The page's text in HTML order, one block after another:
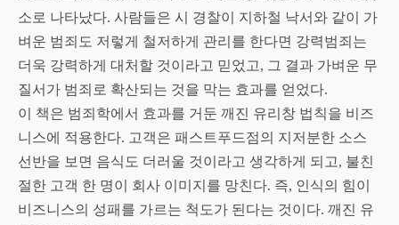
소로 나타났다. 사람들은 시 경찰이 지하철 낙서와 같이 가
벼운 범죄도 저렇게 철저하게 관리를 한다면 강력범죄는
더욱 강력하게 대처할 것이라고 믿었고, 그 결과 가벼운 무
질서가 범죄로 확산되는 것을 막는 효과를 얻었다.
이 책은 범죄학에서 효과를 거둔 깨진 유리창 법칙을 비즈
니스에 적용한다. 고객은 패스트푸드점의 지저분한 소스
선반을 보면 음식도 더러울 것이라고 생각하게 되고, 불친
절한 고객 한 명이 회사 이미지를 망친다. 즉, 인식의 힘이
비즈니스의 성패를 가르는 척도가 된다는 것이다. 깨진 유